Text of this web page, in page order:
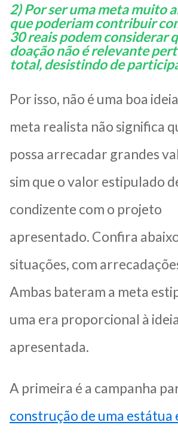
2) Por ser uma meta muito
que poderiam contribuir
30 reais podem considerar
doação não é relevante
total, desistindo de
Por isso, não é uma boa
meta realista não significa
possa arrecadar grandes
sim que o valor estipulado
condizente com o projeto
apresentado. Confira
situações, com
Ambas bateram a meta
uma era proporcional à ideia
apresentada.
A primeira é a campanha
construção de uma estátua